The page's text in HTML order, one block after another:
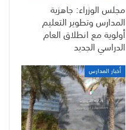
مجلس الوزراء: جاهزية
المدارس وتطوير التعليم
أولوية مع انطلاق العام
الدراسي الجديد
أخبار المدارس